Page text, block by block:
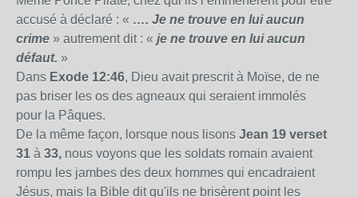
accusé à déclaré : « …. Je ne trouve en lui aucun
crime » autrement dit : « je ne trouve en lui aucun
défaut. »
Dans Exode 12:46, Dieu avait prescrit à Moïse, de ne
pas briser les os des agneaux qui seraient immolés
pour la Pâques.
De la même façon, lorsque nous lisons Jean 19 verset
31 à 33, nous voyons que les soldats romain avaient
rompu les jambes des deux hommes qui encadraient
Jésus, mais la Bible dit qu'ils ne brisèrent point les